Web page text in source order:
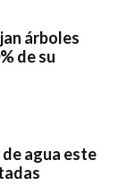
árboles
de su
agua este